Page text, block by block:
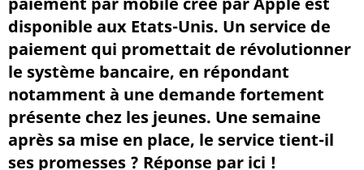
disponible aux Etats-Unis. Un service de
paiement qui promettait de révolutionner
le système bancaire, en répondant
notamment à une demande fortement
présente chez les jeunes. Une semaine
après sa mise en place, le service tient-il
ses promesses ? Réponse par ici !